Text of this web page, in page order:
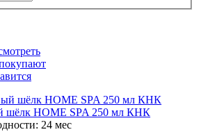
шёлк HOME SPA 250 мл КНК
24 мес